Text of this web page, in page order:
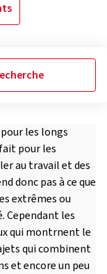
les longs
pour les
au travail et des
donc pas à ce que
extrêmes ou
Cependant les
qui montrnent le
qui combinent
et encore un peu